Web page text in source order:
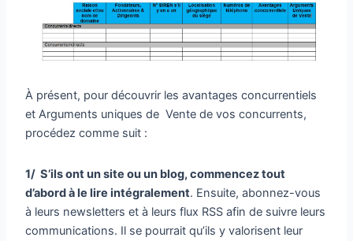
À présent, pour découvrir les avantages concurrentiels
et Arguments uniques de Vente de vos concurrents,
procédez comme suit :
1/ S’ils ont un site ou un blog, commencez tout
d’abord à le lire intégralement. Ensuite, abonnez-vous
à leurs newsletters et à leurs flux RSS afin de suivre leurs
communications. Il se pourrait qu’ils y valorisent leur